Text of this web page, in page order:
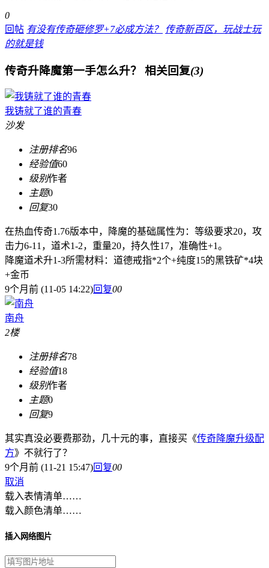
0
回帖 有没有传奇砸修罗+7必成方法？
传奇新百区，玩战士玩
的就是钱
传奇升降魔第一手怎么升？ 相关回复(3)
我铸就了谁的青春
沙发
注册排名96
经验值60
级别作者
主题0
回复30
在热血传奇1.76版本中，降魔的基础属性为：等级要求20，攻
击力6-11，道术1-2，重量20，持久性17，准确性+1。
降魔道术升1-3所需材料：道德戒指*2个+纯度15的黑铁矿*4块
+金币
9个月前 (11-05 14:22)回复00
南舟
2楼
注册排名78
经验值18
级别作者
主题0
回复9
其实真没必要费那劲，几十元的事，直接买《传奇降魔升级配
方》不就行了？
9个月前 (11-21 15:47)回复00
取消
载入表情清单……
载入颜色清单……
插入网络图片